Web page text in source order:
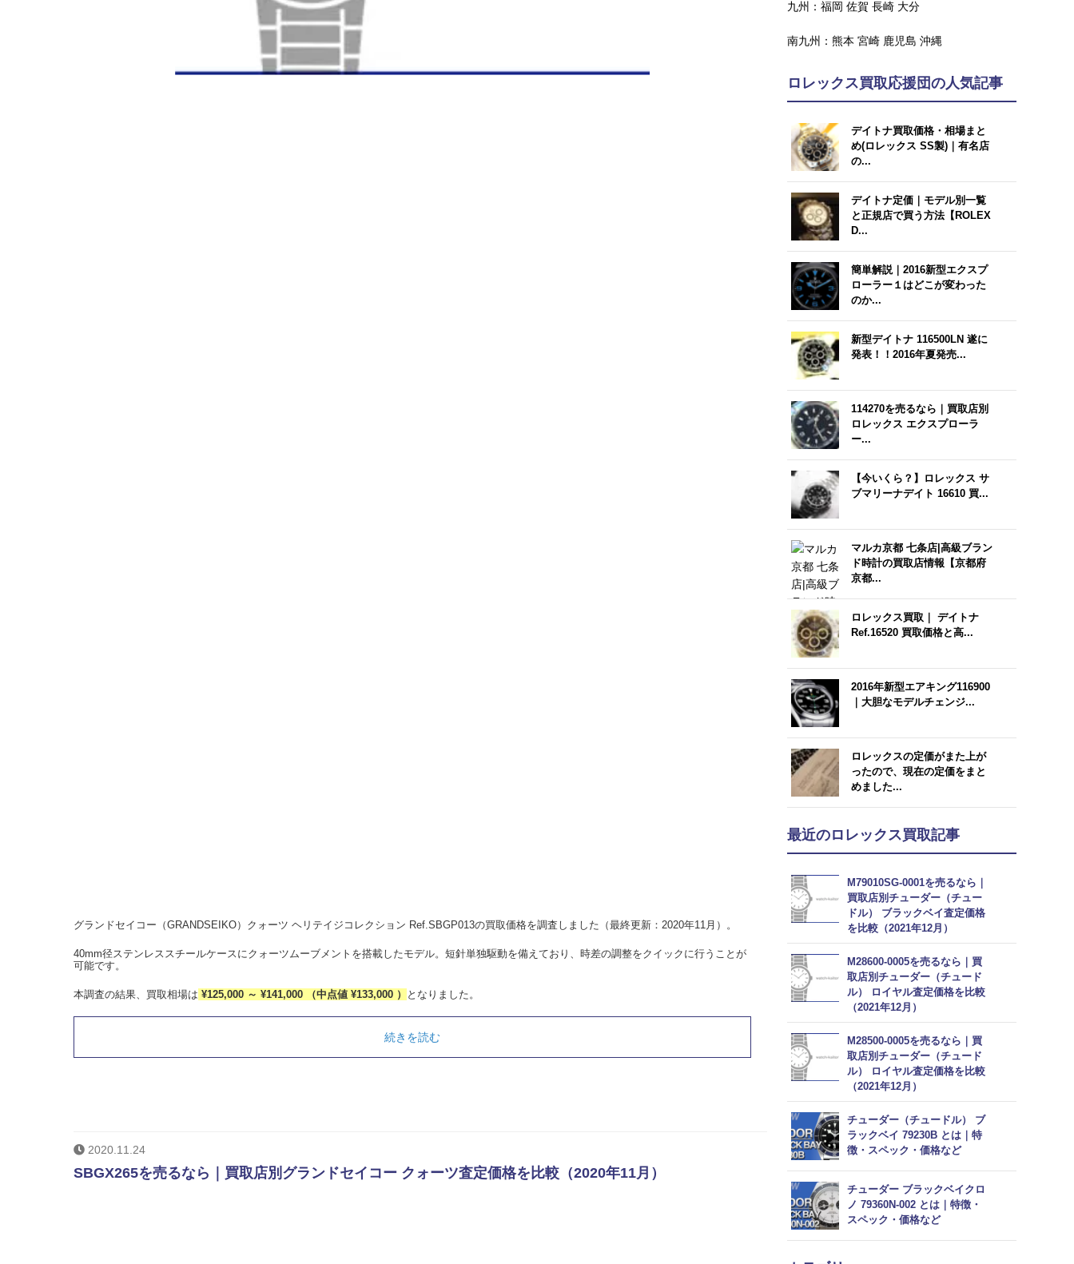
グランドセイコー（GRANDSEIKO）クォーツ ヘリテイジコレクション Ref.SBGP013の買取価格を調査しました（最終更新：2020年11月）。
40mm径ステンレススチールケースにクォーツムーブメントを搭載したモデル。短針単独駆動を備えており、時差の調整をクイックに行うことが
可能です。
本調査の結果、買取相場は ¥125,000 ～ ¥141,000 （中点値 ¥133,000 ） となりました。
続きを読む
2020.11.24
SBGX265を売るなら｜買取店別グランドセイコー クォーツ査定価格を比較（2020年11月）
九州： 福岡 佐賀 長崎 大分
南九州： 熊本 宮崎 鹿児島 沖縄
ロレックス買取応援団の人気記事
デイトナ買取価格・相場まと
め(ロレックス SS製)｜有名店
の...
デイトナ定価｜モデル別一覧
と正規店で買う方法【ROLEX
D...
簡単解説｜2016新型エクスプ
ローラー１はどこが変わった
のか...
新型デイトナ 116500LN 遂に
発表！！2016年夏発売...
114270を売るなら｜買取店別
ロレックス エクスプローラ
ー...
【今いくら？】ロレックス サ
ブマリーナデイト 16610 買...
マルカ京都 七条店|高級ブラン
ド時計の買取店情報【京都府
京都...
ロレックス買取｜ デイトナ
Ref.16520 買取価格と高...
2016年新型エアキング116900
｜大胆なモデルチェンジ...
ロレックスの定価がまた上が
ったので、現在の定価をまと
めました...
最近のロレックス買取記事
M79010SG-0001を売るなら｜
買取店別チューダー（チュー
ドル） ブラックベイ査定価格
を比較（2021年12月）
M28600-0005を売るなら｜買
取店別チューダー（チュード
ル） ロイヤル査定価格を比較
（2021年12月）
M28500-0005を売るなら｜買
取店別チューダー（チュード
ル） ロイヤル査定価格を比較
（2021年12月）
チューダー（チュードル） ブ
ラックベイ 79230B とは｜特
徴・スペック・価格など
チューダー ブラックベイクロ
ノ 79360N-002 とは｜特徴・
スペック・価格など